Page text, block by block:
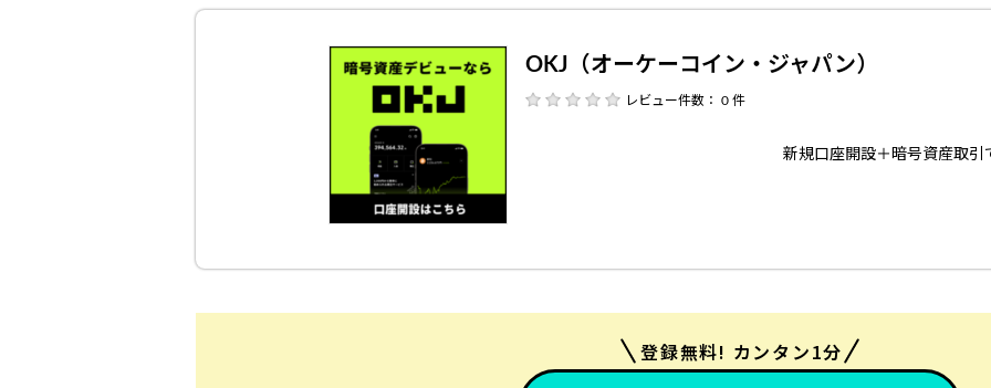
OKJ（オーケーコイン・ジャパン）
レビュー件数： 0 件
新規口座開設＋暗号資産取引
登録無料! カンタン1分